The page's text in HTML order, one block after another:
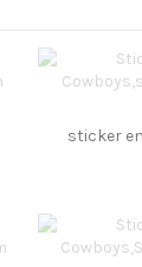
sticker